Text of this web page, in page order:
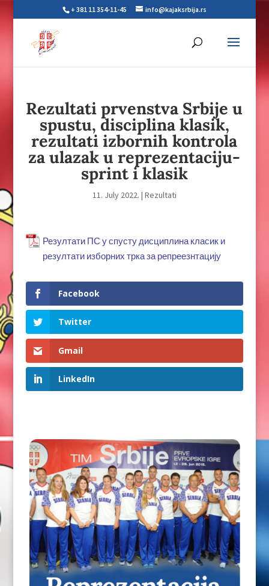
+ 381 11 354-11-45 info@kajaksrbija.rs
Rezultati prvenstva Srbije u
spustu, disciplina klasik,
rezultati izbornih kontrola
za ulazak u reprezentaciju-
sprint i klasik
11. July 2022. | Rezultati
Резултати ПС у спусту дисциплина класик и
резултати изборних трка за репреезнтацију
Facebook
Twitter
Gmail
LinkedIn